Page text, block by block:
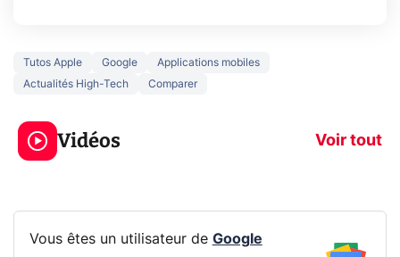
Tutos Apple Google
Applications mobiles
Actualités High-Tech
Comparer
Vidéos Voir tout
5 générations de
jeux dans la
prochaine Xbox !
navigation
Vous êtes un utilisateur de Google